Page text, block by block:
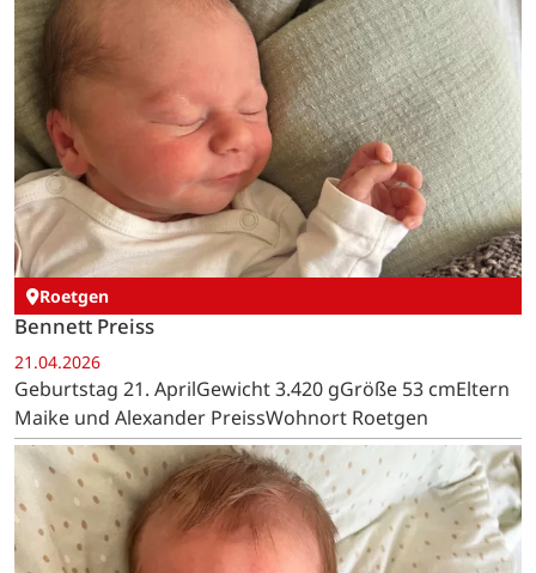
Roetgen
Bennett Preiss
21.04.2026
Geburtstag 21. AprilGewicht 3.420 gGröße 53 cmEltern
Maike und Alexander PreissWohnort Roetgen